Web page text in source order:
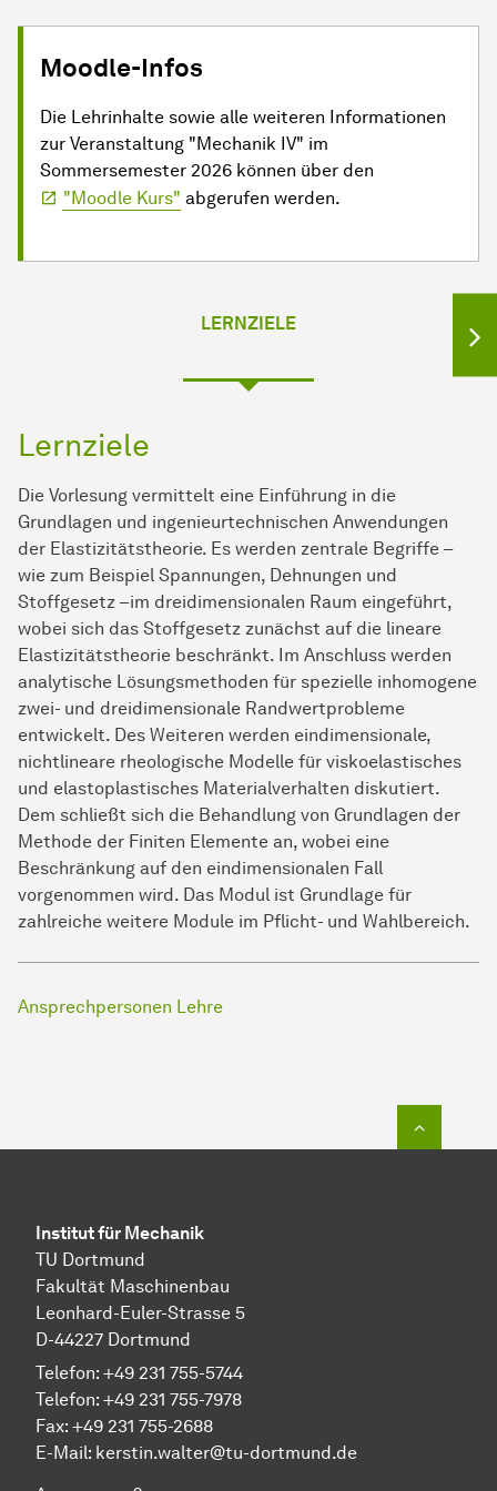
Moodle-Infos
Die Lehrinhalte sowie alle weiteren Informationen
zur Veranstaltung "Mechanik IV" im
Sommersemester 2026 können über den
"Moodle Kurs" abgerufen werden.
LERNZIELE
Lernziele
Die Vorlesung vermittelt eine Einführung in die
Grundlagen und ingenieurtechnischen Anwendungen
der Elastizitätstheorie. Es werden zentrale Begriffe –
wie zum Beispiel Spannungen, Dehnungen und
Stoffgesetz –im dreidimensionalen Raum eingeführt,
wobei sich das Stoffgesetz zunächst auf die lineare
Elastizitätstheorie beschränkt. Im Anschluss werden
analytische Lösungsmethoden für spezielle inhomogene
zwei- und dreidimensionale Randwertprobleme
entwickelt. Des Weiteren werden eindimensionale,
nichtlineare rheologische Modelle für viskoelastisches
und elastoplastisches Materialverhalten diskutiert.
Dem schließt sich die Behandlung von Grundlagen der
Methode der Finiten Elemente an, wobei eine
Beschränkung auf den eindimensionalen Fall
vorgenommen wird. Das Modul ist Grundlage für
zahlreiche weitere Module im Pflicht- und Wahlbereich.
Ansprechpersonen Lehre
Institut für Mechanik
TU Dortmund
Fakultät Maschinenbau
Leonhard-Euler-Strasse 5
D-44227 Dortmund
Telefon: +49 231 755-5744
Telefon: +49 231 755-7978
Fax: +49 231 755-2688
E-Mail: kerstin.walter@tu-dortmund.de